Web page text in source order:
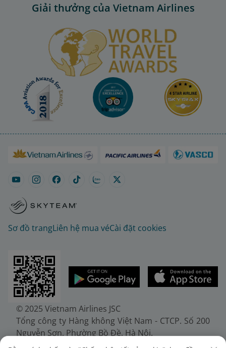
Giải thưởng của Vietnam Airlines
Sơ đồ trangLiên hệ mua véCài đặt cookies
© 2025 Vietnam Airlines JSC
Tổng công ty Hàng không Việt Nam - CTCP. Số 200
Nguyễn Sơn, Phường Bồ Đề, Hà Nội.
Điện thoại: (+84-24) 38272289. Fax: (+84-24)